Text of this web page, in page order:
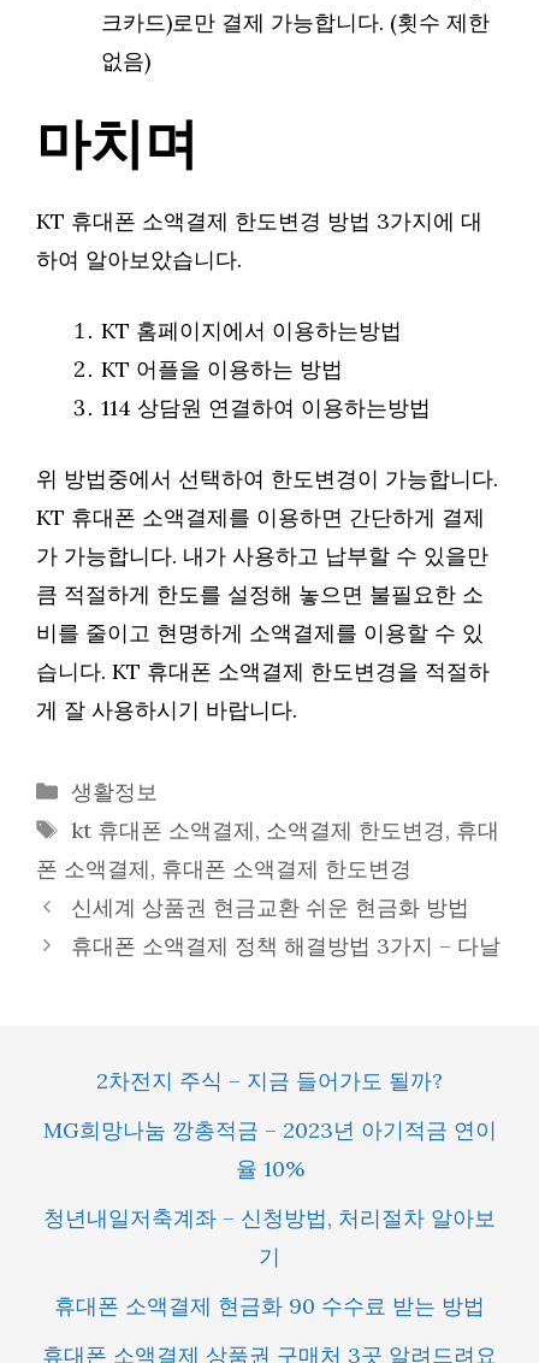
크카드)로만 결제 가능합니다. (횟수 제한
없음)
마치며
KT 휴대폰 소액결제 한도변경 방법 3가지에 대
하여 알아보았습니다.
KT 홈페이지에서 이용하는방법
KT 어플을 이용하는 방법
114 상담원 연결하여 이용하는방법
위 방법중에서 선택하여 한도변경이 가능합니다.
KT 휴대폰 소액결제를 이용하면 간단하게 결제
가 가능합니다. 내가 사용하고 납부할 수 있을만
큼 적절하게 한도를 설정해 놓으면 불필요한 소
비를 줄이고 현명하게 소액결제를 이용할 수 있
습니다. KT 휴대폰 소액결제 한도변경을 적절하
게 잘 사용하시기 바랍니다.
Categories
생활정보
Tags
kt 휴대폰 소액결제, 소액결제 한도변경, 휴대
폰 소액결제, 휴대폰 소액결제 한도변경
신세계 상품권 현금교환 쉬운 현금화 방법
휴대폰 소액결제 정책 해결방법 3가지 – 다날
2차전지 주식 – 지금 들어가도 될까?
MG희망나눔 깡총적금 – 2023년 아기적금 연이
율 10%
청년내일저축계좌 – 신청방법, 처리절차 알아보
기
휴대폰 소액결제 현금화 90 수수료 받는 방법
휴대폰 소액결제 상품권 구매처 3곳 알려드려요